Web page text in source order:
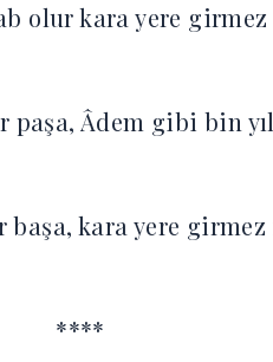
olur kara yere
paşa, Âdem gibi bin
kara yere
****